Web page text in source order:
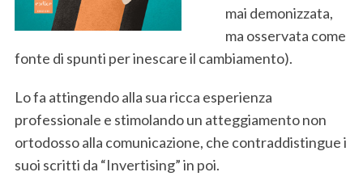
mai demonizzata,
ma osservata come
fonte di spunti per inescare il cambiamento).
Lo fa attingendo alla sua ricca esperienza
professionale e stimolando un atteggiamento non
ortodosso alla comunicazione, che contraddistingue i
suoi scritti da “Invertising” in poi.